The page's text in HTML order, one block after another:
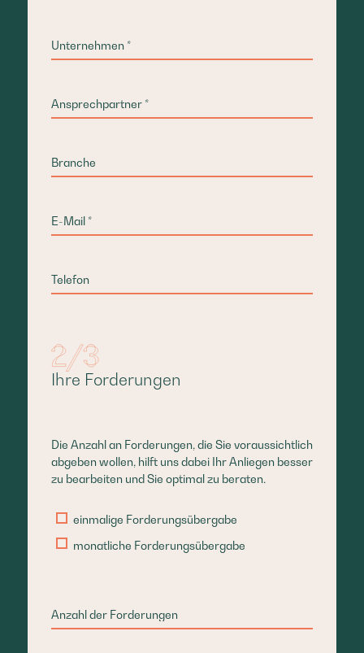
Ihre Forderungen
Die Anzahl an Forderungen, die Sie voraussichtlich
abgeben wollen, hilft uns dabei Ihr Anliegen besser
zu bearbeiten und Sie optimal zu beraten.
einmalige Forderungsübergabe
monatliche Forderungsübergabe